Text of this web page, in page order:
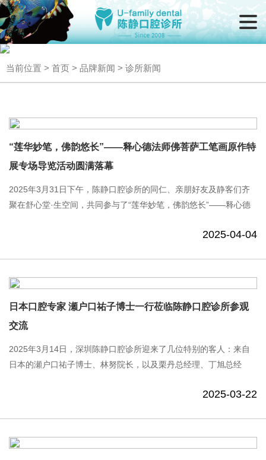
当前位置 > 首页 > 品牌新闻 > 诊所新闻
“莲华妙笔，佛韵悠长”——释心德法师佛菩萨工笔画原作特
展专场导览活动圆满落幕
2025年3月31日下午，陈静口腔诊所的同仁、亲朋好友及静客们齐
聚在舒心堂·生空间，共同参与了“莲华妙笔，佛韵悠长”——释心德
2025-04-04
日本口腔专家 瀬户口祐子博士一行莅临陈静口腔诊所参观
交流
2025年3月14日，深圳陈静口腔诊所迎来了几位特别的客人：来自
日本的瀬户口祐子博士、林努院长，以及栗丹总经理、丁旭总经
2025-03-22